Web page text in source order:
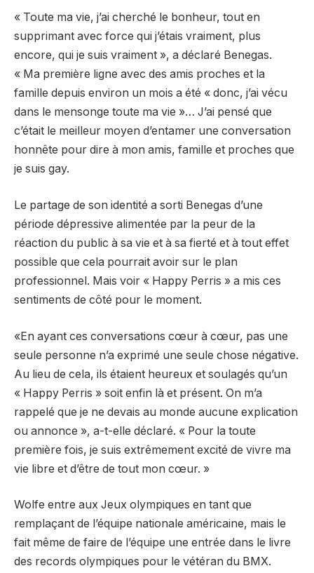
« Toute ma vie, j’ai cherché le bonheur, tout en
supprimant avec force qui j’étais vraiment, plus
encore, qui je suis vraiment », a déclaré Benegas.
« Ma première ligne avec des amis proches et la
famille depuis environ un mois a été « donc, j’ai vécu
dans le mensonge toute ma vie »… J’ai pensé que
c’était le meilleur moyen d’entamer une conversation
honnête pour dire à mon amis, famille et proches que
je suis gay.
Le partage de son identité a sorti Benegas d’une
période dépressive alimentée par la peur de la
réaction du public à sa vie et à sa fierté et à tout effet
possible que cela pourrait avoir sur le plan
professionnel. Mais voir « Happy Perris » a mis ces
sentiments de côté pour le moment.
«En ayant ces conversations cœur à cœur, pas une
seule personne n’a exprimé une seule chose négative.
Au lieu de cela, ils étaient heureux et soulagés qu’un
« Happy Perris » soit enfin là et présent. On m’a
rappelé que je ne devais au monde aucune explication
ou annonce », a-t-elle déclaré. « Pour la toute
première fois, je suis extrêmement excité de vivre ma
vie libre et d’être de tout mon cœur. »
Wolfe entre aux Jeux olympiques en tant que
remplaçant de l’équipe nationale américaine, mais le
fait même de faire de l’équipe une entrée dans le livre
des records olympiques pour le vétéran du BMX.